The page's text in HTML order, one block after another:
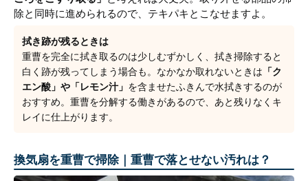
除と同時に進められるので、テキパキとこなせますよ。
拭き跡が残るときは
重曹を完全に拭き取るのは少しむずかしく、拭き掃除すると
白く跡が残ってしまう場合も。なかなか取れないときは 「ク
エン酸」や「レモン汁」 を含ませたふきんで水拭きするのが
おすすめ。重曹を分解する働きがあるので、あと残りなくキ
レイに仕上がります。
換気扇を重曹で掃除｜重曹で落とせない汚れは？